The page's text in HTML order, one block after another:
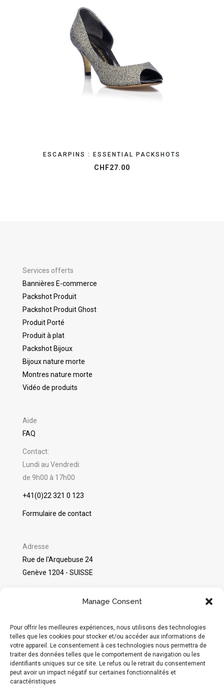
Manage Consent
Pour offrir les meilleures expériences, nous utilisons des technologies
telles que les cookies pour stocker et/ou accéder aux informations de
votre appareil. Le consentement à ces technologies nous permettra de
traiter des données telles que le comportement de navigation ou les
identifiants uniques sur ce site. Le refus ou le retrait du consentement
peut avoir un impact négatif sur certaines fonctionnalités et
caractéristiques
ORGANISEZ VOTRE SHOOTING
ESCARPINS : ESSENTIAL PACKSHOTS
CHF27.00
Services offerts
Bannières E-commerce
Packshot Produit
Packshot Produit Ghost
Produit Porté
Produit à plat
Packshot Bijoux
Bijoux nature morte
Montres nature morte
Vidéo de produits
Aide
FAQ
Contact:
Lundi au Vendredi:
de 9h00 à 17h00
+41(0)22 321 0 123
Formulaire de contact
Adresse
Rue de l'Arquebuse 24
Genève 1204 - SUISSE
Réseaux sociaux
Instagram
Moyens de paiement acceptés :